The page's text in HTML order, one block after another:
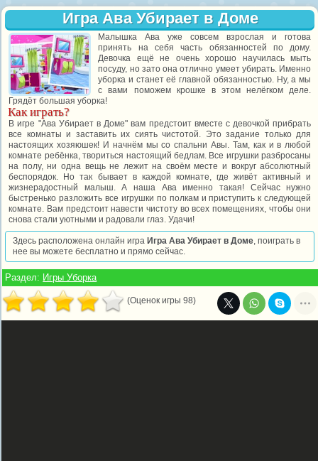
Игра Ава Убирает в Доме
Малышка Ава уже совсем взрослая и готова
принять на себя часть обязанностей по дому.
Девочка ещё не очень хорошо научилась мыть
посуду, но зато она отлично умеет убирать. Именно
уборка и станет её главной обязанностью. Ну, а мы
с вами поможем крошке в этом нелёгком деле.
Грядёт большая уборка!
Как играть?
В игре "Ава Убирает в Доме" вам предстоит вместе с девочкой прибрать
все комнаты и заставить их сиять чистотой. Это задание только для
настоящих хозяюшек! И начнём мы со спальни Авы. Там, как и в любой
комнате ребёнка, твориться настоящий бедлам. Все игрушки разбросаны
на полу, ни одна вещь не лежит на своём месте и вокруг абсолютный
беспорядок. Но так бывает в каждой комнате, где живёт активный и
жизнерадостный малыш. А наша Ава именно такая! Сейчас нужно
быстренько разложить все игрушки по полкам и приступить к следующей
комнате. Вам предстоит навести чистоту во всех помещениях, чтобы они
снова стали уютными и радовали глаз. Удачи!
Здесь расположена онлайн игра Игра Ава Убирает в Доме, поиграть в
нее вы можете бесплатно и прямо сейчас.
Раздел: Игры Уборка
(Оценок игры 98)